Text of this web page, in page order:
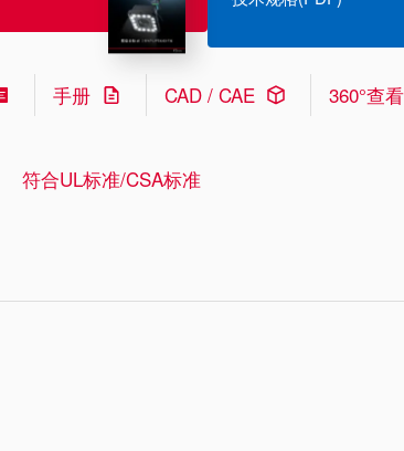
手册 CAD / CAE 360°查
符合UL标准/CSA标准